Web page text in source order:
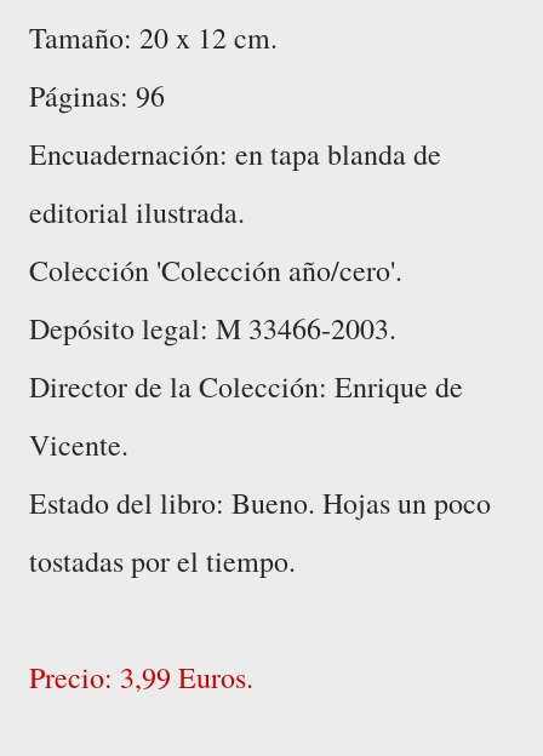
Tamaño: 20 x 12 cm.
Páginas: 96
Encuadernación: en tapa blanda de
editorial ilustrada.
Colección 'Colección año/cero'.
Depósito legal: M 33466-2003.
Director de la Colección: Enrique de
Vicente.
Estado del libro: Bueno. Hojas un poco
tostadas por el tiempo.
Precio: 3,99 Euros.